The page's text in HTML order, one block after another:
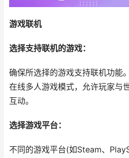
游戏联机
选择支持联机的游戏：
确保所选择的游戏支持联机功能
在线多人游戏模式，允许玩家与
互动。
选择游戏平台：
不同的游戏平台(如Steam、